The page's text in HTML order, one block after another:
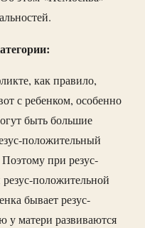
как правило,
с ребенком, особенно
быть большие
положительный
при резус-
положительной
бывает резус-
у матери развиваются